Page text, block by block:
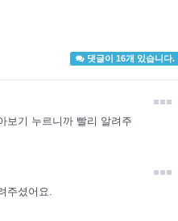
댓글이 16개 있습니다.
보기 누르니까 빨리 알려주
주셨어요.